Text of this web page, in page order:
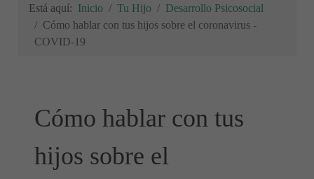
Está aquí: Inicio Tu Hijo
Desarrollo Psicosocial
Cómo hablar con tus hijos sobre el coronavirus -
COVID-19
Cómo hablar con tus
hijos sobre el